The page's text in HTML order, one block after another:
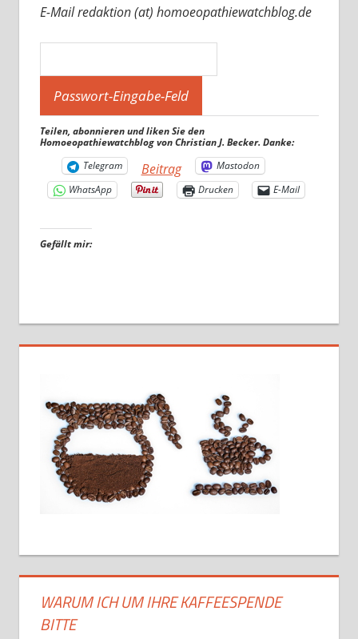
E-Mail redaktion (at) homoeopathiewatchblog.de
Teilen, abonnieren und liken Sie den
Homoeopathiewatchblog von Christian J. Becker. Danke:
Telegram
Beitrag
Mastodon
WhatsApp
Drucken E-Mail
Gefällt mir:
WARUM ICH UM IHRE KAFFEESPENDE
BITTE